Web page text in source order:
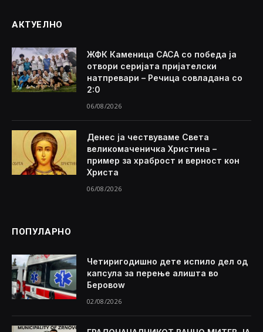
АКТУЕЛНО
ЖФК Каменица САСА со победа ја
отвори серијата пријателски
натпревари – Речица совладана со
2:0
06/08/2026
Денес ја чествуваме Света
великомаченичка Христина –
пример за храброст и верност кон
Христа
06/08/2026
ПОПУЛАРНО
Четиригодишно дете испило дел од
капсула за перење алишта во
Беровоw
02/08/2026